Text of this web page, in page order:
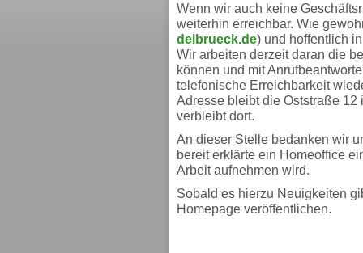
Wenn wir auch keine
weiterhin erreichbar. Wie
delbrueck.de) und hoffentlich
Wir arbeiten derzeit daran die
können und mit
telefonische Erreichbarkeit
Adresse bleibt die Oststraße
verbleibt dort.
An dieser Stelle bedanken wir
bereit erklärte ein Homeoffice
Arbeit aufnehmen wird.
Sobald es hierzu Neuigkeiten
Homepage veröffentlichen.